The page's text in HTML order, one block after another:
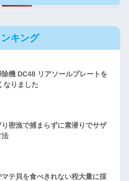
キング
機 DC48 リアソールプレートを
なりました
密漁で捕まらずに素潜りでサザ
法
テ貝を食べきれない程大量に採